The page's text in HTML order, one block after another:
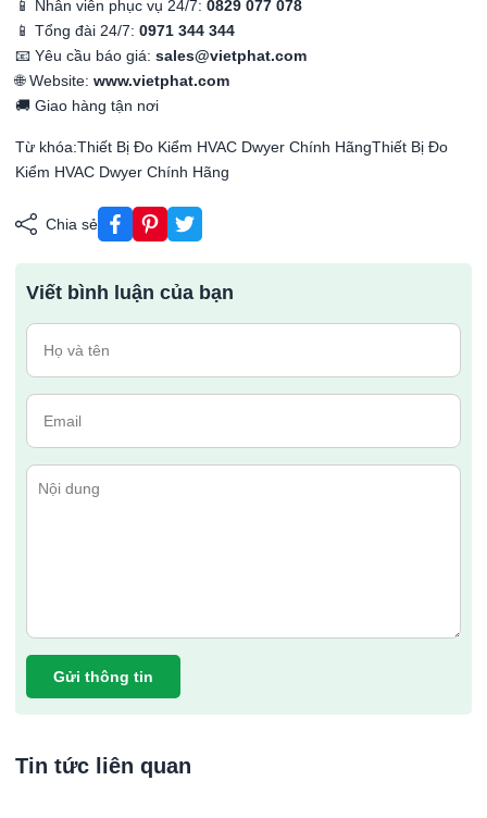
📱 Nhân viên phục vụ 24/7: 0829 077 078
📱 Tổng đài 24/7: 0971 344 344
📧 Yêu cầu báo giá: sales@vietphat.com
🌐 Website: www.vietphat.com
🚚 Giao hàng tận nơi
Từ khóa:Thiết Bị Đo Kiểm HVAC Dwyer Chính HãngThiết Bị Đo
Kiểm HVAC Dwyer Chính Hãng
Chia sẻ
Viết bình luận của bạn
Gửi thông tin
Tin tức liên quan